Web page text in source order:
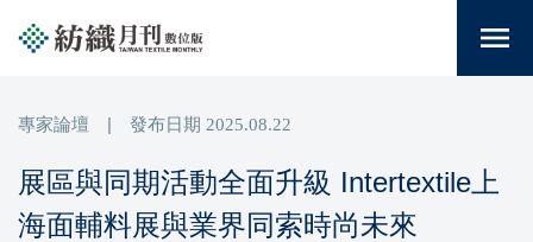
menu
專家論壇 | 發布日期 2025.08.22
展區與同期活動全面升級 Intertextile上
海面輔料展與業界同索時尚未來